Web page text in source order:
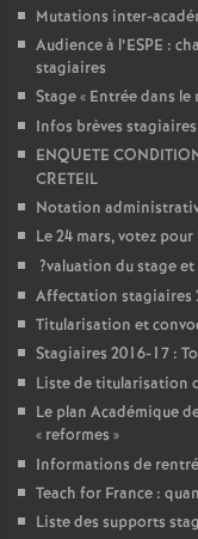
Mutations inter-
Audience à l’ESPE :
stagiaires
Stage « Entrée dans le
Infos brèves stagiaires
ENQUETE
CRETEIL
Notation
Le 24 mars, votez
?valuation du stage
Affectation stagiaires
Titularisation et
Stagiaires 2016-17 :
Liste de titularisation
Le plan Académique
« reformes »
Informations de
Teach for France :
Liste des supports